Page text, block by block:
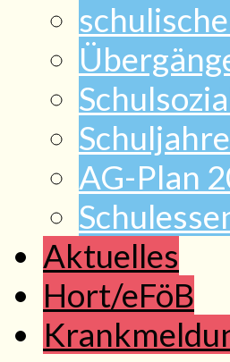
AG-Plan
Aktuelles
Hort/eFöB